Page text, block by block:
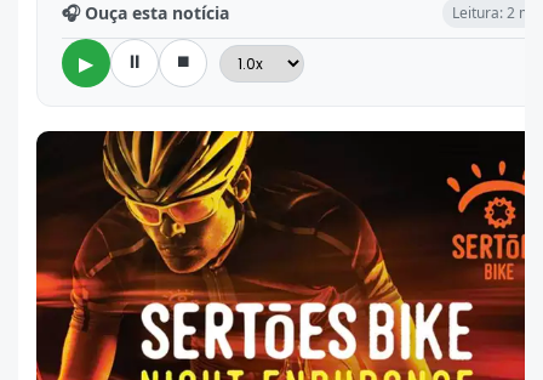
🎧 Ouça esta notícia Leitura: 2 min
▶ ⏸ ⏹